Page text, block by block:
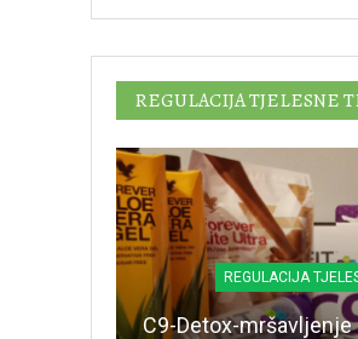
REGULACIJA TJELESNE
C9-Detox-mršavljenje